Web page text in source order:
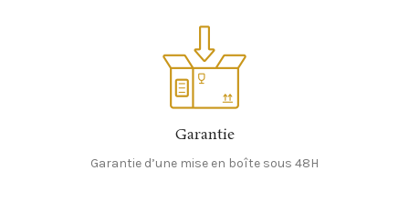
Garantie
Garantie d’une mise en boîte sous 48H